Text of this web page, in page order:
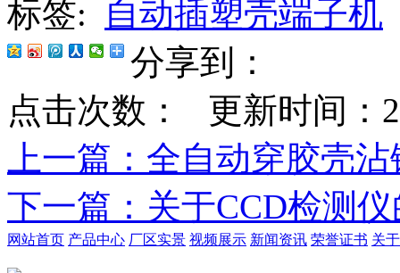
标签:
自动插塑壳端子机
分享到：
点击次数：
更新时间：
上一篇 ：全自动穿胶壳
下一篇 ：关于CCD检测
网站首页 产品中心 厂区实景 视频展示 新闻资讯 荣誉证书 关